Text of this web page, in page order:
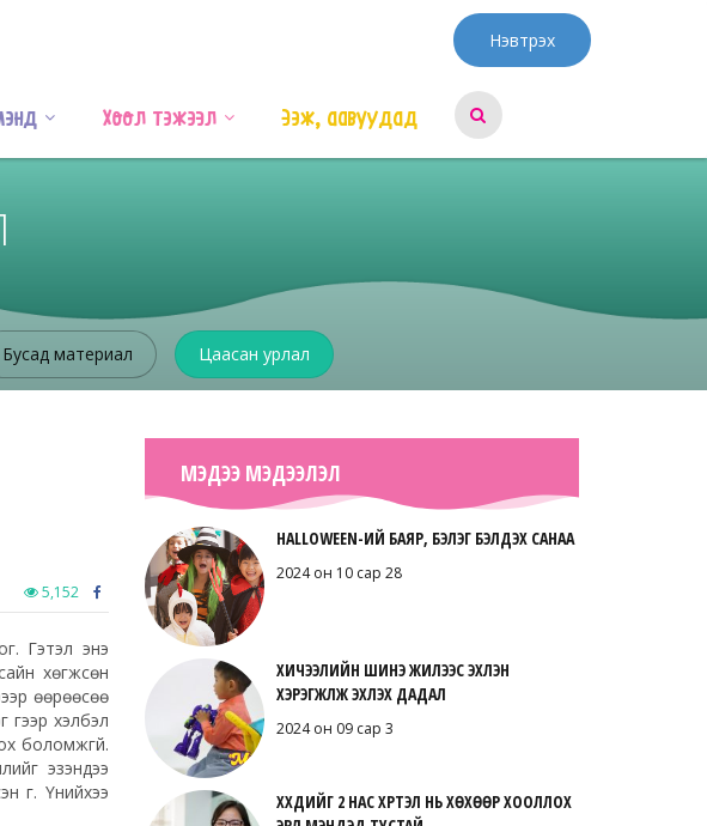
Нэвтрэх
Хоол тэжээл Ээж, аавуудад
Бусад материал Цаасан урлал
5,152
Гэтэл энэ
хөгжсөн
өөрөөсөө
хэлбэл
боломжгүй.
эзэндээ
үг. Үүнийхээ
МЭДЭЭ МЭДЭЭЛЭЛ
HALLOWEEN-ИЙ БАЯР, БЭЛЭГ БЭЛДЭХ САНАА
2024 он 10 сар 28
ХИЧЭЭЛИЙН ШИНЭ ЖИЛЭЭС ЭХЛЭН
ХЭРЭГЖҮҮЛЖ ЭХЛЭХ ДАДАЛ
2024 он 09 сар 3
ХҮҮХДИЙГ 2 НАС ХҮРТЭЛ НЬ ХӨХӨӨР ХООЛЛОХ